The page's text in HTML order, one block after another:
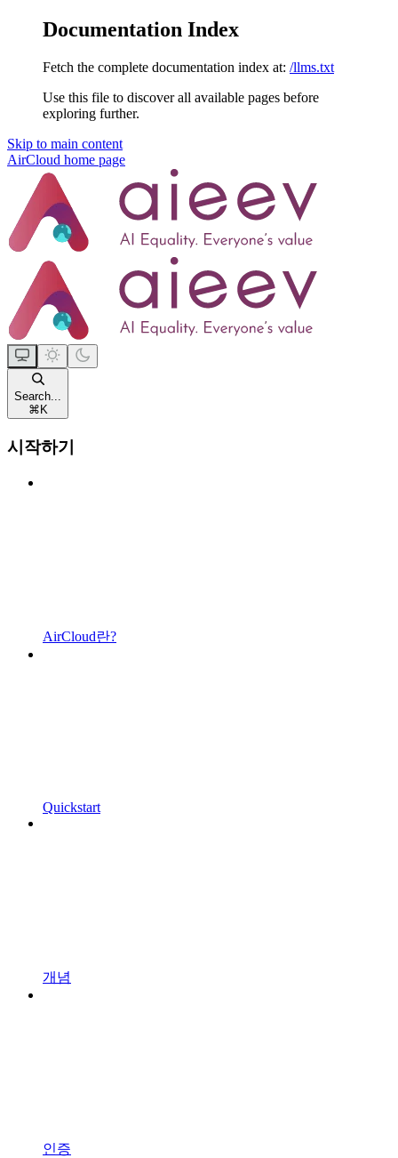
Documentation Index
Fetch the complete documentation index at: /llms.txt
Use this file to discover all available pages before
exploring further.
Skip to main content
AirCloud home page
Search...
⌘ K
시작하기
AirCloud란?
Quickstart
개념
인증